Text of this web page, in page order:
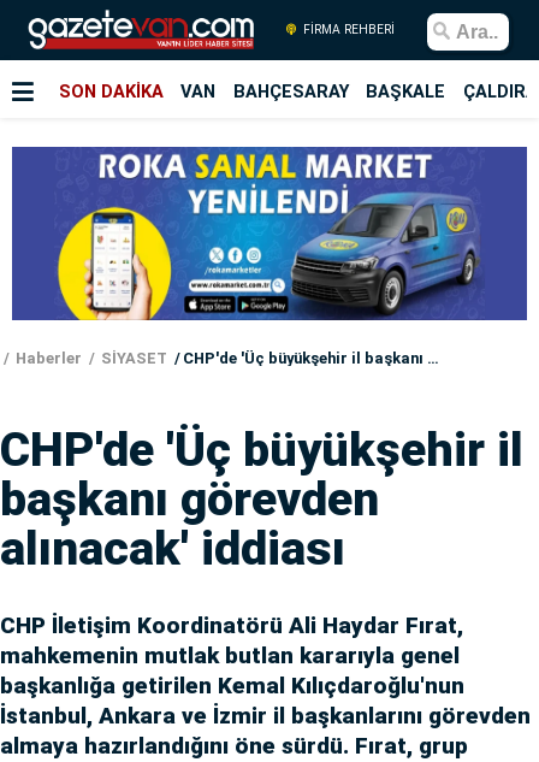
FİRMA REHBERİ
SON DAKİKA VAN BAHÇESARAY BAŞKALE
Haberler SİYASET CHP'de 'Üç büyükşehir il başkanı görevden alınacak' iddiası
CHP'de 'Üç büyükşehir il
başkanı görevden
alınacak' iddiası
CHP İletişim Koordinatörü Ali Haydar Fırat,
mahkemenin mutlak butlan kararıyla genel
başkanlığa getirilen Kemal Kılıçdaroğlu'nun
İstanbul, Ankara ve İzmir il başkanlarını görevden
almaya hazırlandığını öne sürdü. Fırat, grup